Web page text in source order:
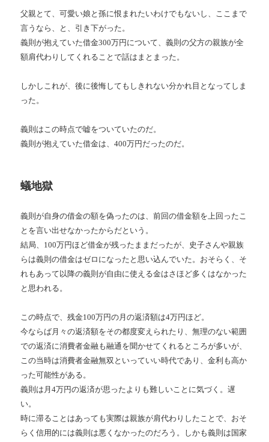
父親とて、可愛い娘と孫に恨まれたいわけでもないし、ここまで
言うなら、と、引き下がった。
義則が抱えていた借金300万円について、義則の父方の親族が全
額肩代わりしてくれることで話はまとまった。
しかしこれが、後に後悔してもしきれない分かれ目となってしま
った。
義則はこの時点で嘘をついていたのだ。
義則が抱えていた借金は、400万円だったのだ。
蟻地獄
義則が自身の借金の額を偽ったのは、前回の借金額を上回ったこ
とを言い出せなかったからだという。
結局、100万円ほど借金が残ったままだったが、史子さんや親族
らは義則の借金はゼロになったと思い込んでいた。おそらく、そ
れもあって以降の義則が自由に使える金はさほど多くはなかった
と思われる。
この時点で、残金100万円の月の返済額は4万円ほど。
今ならば月々の返済額をその都度変えられたり、無理のない範囲
での返済に消費者金融も融通を聞かせてくれるところが多いが、
この当時は消費者金融無双といっていい時代であり、金利も高か
った可能性がある。
義則は月4万円の返済が思ったよりも難しいことに気づく。遅
い。
時に滞ることはあっても実際は親族が肩代わりしたことで、おそ
らく信用的には義則は悪くなかったのだろう。しかも義則は国家